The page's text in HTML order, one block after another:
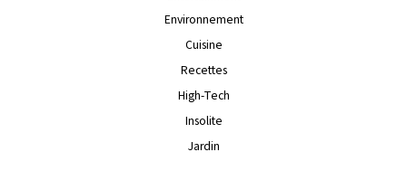
Environnement
Cuisine
Recettes
High-Tech
Insolite
Jardin